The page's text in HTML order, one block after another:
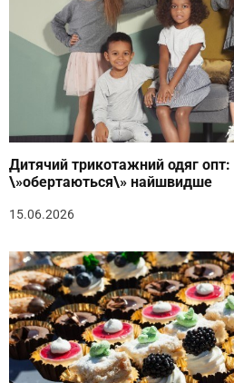
Дитячий трикотажний одяг опт:
\»обертаються\» найшвидше
15.06.2026